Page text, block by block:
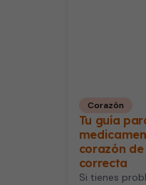
Corazón
Tu guía
corazón
correcta
Si tienes